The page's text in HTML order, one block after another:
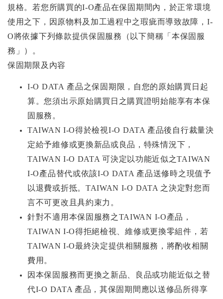
規格。若您所購買的I-O產品在保固期間內，於正常環境
使用之下，因原物料及加工過程中之瑕疵而導致故障，I-
O將依據下列條款提供保固服務（以下簡稱「本保固服
務」）。
保固期限及內容
I-O DATA 產品之保固期限，自您的原始購買日起
算。您須出示原始購買日之購買證明始能享有本保
固服務。
TAIWAN I-O得於檢視I-O DATA 產品後自行裁量決
定給予維修或更換新品或良品，特殊情況下，
TAIWAN I-O DATA 可決定以功能近似之TAIWAN
I-O產品替代或依該I-O DATA 產品送修時之現值予
以退費或折抵。TAIWAN I-O DATA 之決定對您而
言不可更改且具約束力。
針對不適用本保固服務之TAIWAN I-O產品，
TAIWAN I-O得拒絕檢視、維修或更換零組件，若
TAIWAN I-O最終決定提供相關服務，將酌收相關
費用。
因本保固服務而更換之新品、良品或功能近似之替
代I-O DATA 產品，其保固期間應以送修品所得享